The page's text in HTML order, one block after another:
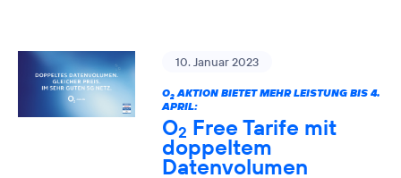
10. Januar 2023
O2AKTION BIETET MEHR LEISTUNG BIS 4.
APRIL:
O2 Free Tarife mit
doppeltem
Datenvolumen